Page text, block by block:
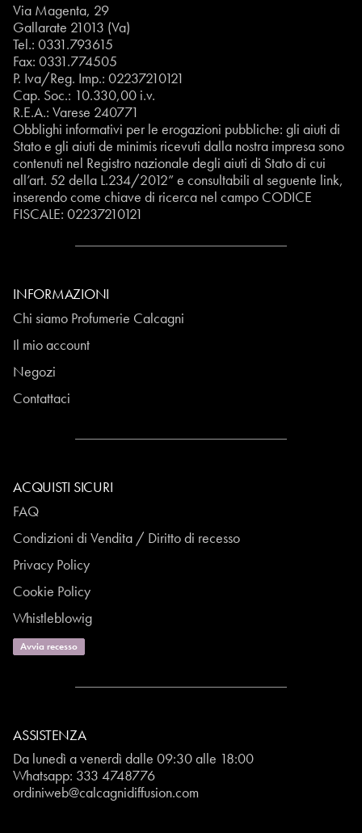
Via Magenta, 29
Gallarate 21013 (Va)
Tel.: 0331.793615
Fax: 0331.774505
P. Iva/Reg. Imp.: 02237210121
Cap. Soc.: 10.330,00 i.v.
R.E.A.: Varese 240771
Obblighi informativi per le erogazioni pubbliche: gli aiuti di
Stato e gli aiuti de minimis ricevuti dalla nostra impresa sono
contenuti nel Registro nazionale degli aiuti di Stato di cui
all’art. 52 della L.234/2012” e consultabili al seguente link,
inserendo come chiave di ricerca nel campo CODICE
FISCALE: 02237210121
INFORMAZIONI
Chi siamo Profumerie Calcagni
Il mio account
Negozi
Contattaci
ACQUISTI SICURI
FAQ
Condizioni di Vendita / Diritto di recesso
Privacy Policy
Cookie Policy
Whistleblowig
Avvia recesso
ASSISTENZA
Da lunedì a venerdì dalle 09:30 alle 18:00
Whatsapp: 333 4748776
ordiniweb@calcagnidiffusion.com